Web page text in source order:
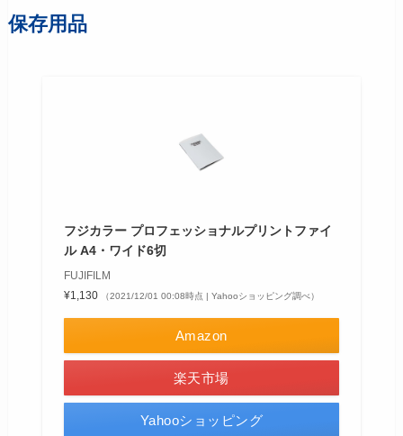
保存用品
フジカラー プロフェッショナルプリントファイ
ル A4・ワイド6切
FUJIFILM
¥1,130
（2021/12/01 00:08時点 | Yahooショッピング調べ）
Amazon
楽天市場
Yahooショッピング